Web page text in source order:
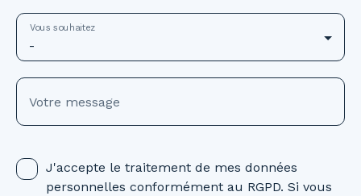
-
Vous souhaitez
Votre message
J'accepte le traitement de mes données
personnelles conformément au RGPD. Si vous